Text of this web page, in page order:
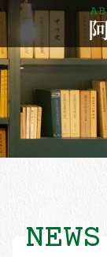
MENU
NEWS